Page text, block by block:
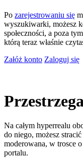
Po zarejestrowaniu się
wyszukiwarki, możesz
społeczności, a poza
którą teraz właśnie
Załóż konto Zaloguj się
Na całym hyperrealu
do niego, możesz
moderowana, w trosce
portalu.